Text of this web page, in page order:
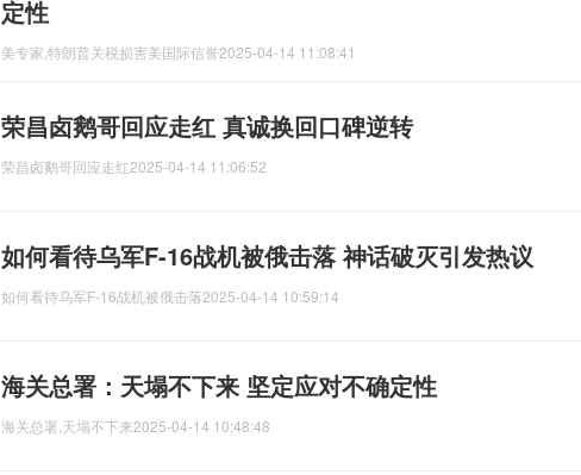
定性
美专家,特朗普关税损害美国际信誉2025-04-14 11:08:41
荣昌卤鹅哥回应走红 真诚换回口碑逆转
荣昌卤鹅哥回应走红2025-04-14 11:06:52
如何看待乌军F-16战机被俄击落 神话破灭引发热议
如何看待乌军F-16战机被俄击落2025-04-14 10:59:14
海关总署：天塌不下来 坚定应对不确定性
海关总署,天塌不下来2025-04-14 10:48:48